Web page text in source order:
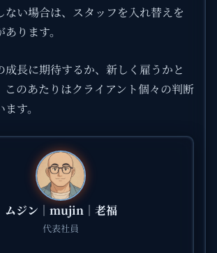
ない場合は、スタッフを入れ替えを
ります。
成長に期待するか、新しく雇うかと
このあたりはクライアント個々の判断
す。
ムジン｜mujin｜老福
代表社員